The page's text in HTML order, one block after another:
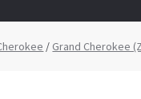
Meu CoșCum
/ Grand Cherokee